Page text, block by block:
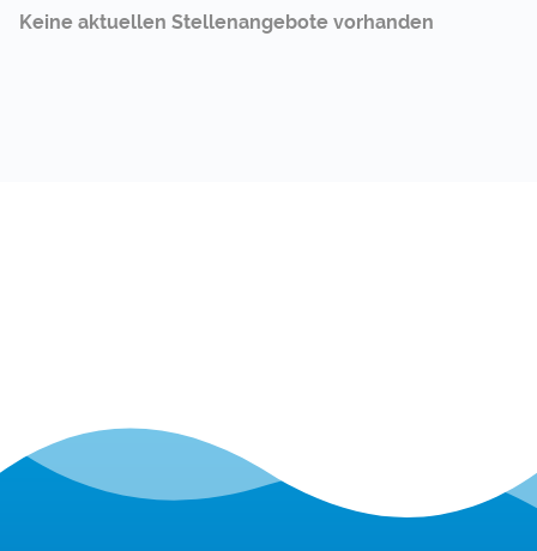
Keine aktuellen Stellenangebote vorhanden